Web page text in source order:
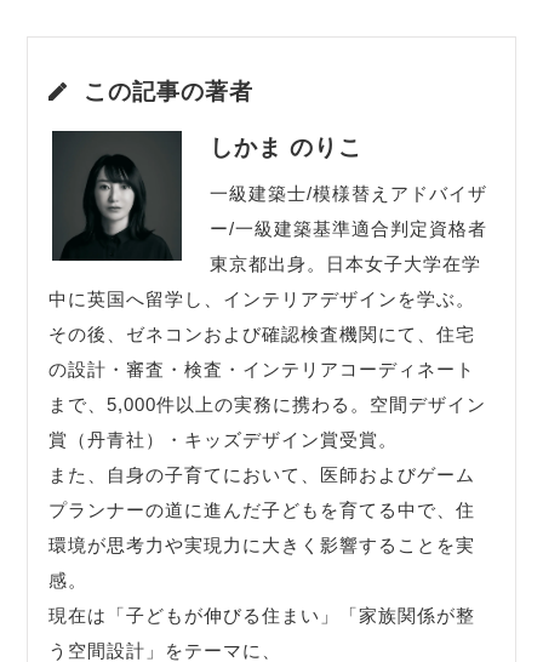
この記事の著者
しかま のりこ
一級建築士/模様替えアドバイザ
ー/一級建築基準適合判定資格者
東京都出身。日本女子大学在学
中に英国へ留学し、インテリアデザインを学ぶ。
その後、ゼネコンおよび確認検査機関にて、住宅
の設計・審査・検査・インテリアコーディネート
まで、5,000件以上の実務に携わる。空間デザイン
賞（丹青社）・キッズデザイン賞受賞。
また、自身の子育てにおいて、医師およびゲーム
プランナーの道に進んだ子どもを育てる中で、住
環境が思考力や実現力に大きく影響することを実
感。
現在は「子どもが伸びる住まい」「家族関係が整
う空間設計」をテーマに、